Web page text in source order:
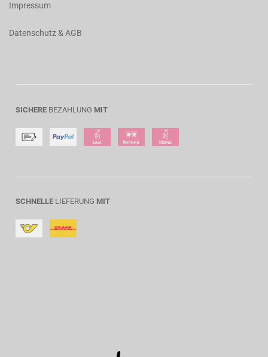
Impressum
Datenschutz & AGB
SICHERE BEZAHLUNG MIT
SCHNELLE LIEFERUNG MIT